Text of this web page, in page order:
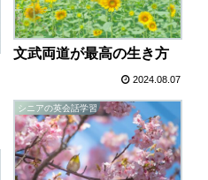
文武両道が最高の生き方
2024.08.07
シニアの英会話学習